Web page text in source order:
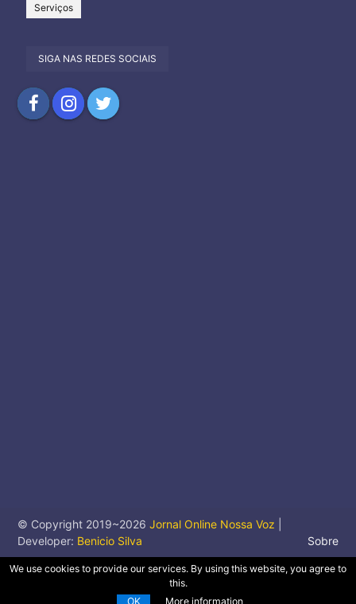
Serviços
SIGA NAS REDES SOCIAIS
© Copyright 2019~2026 Jornal Online Nossa Voz
Developer: Benicio Silva Sobre
We use cookies to provide our services. By using this website, you agree to
this.
OK
More information